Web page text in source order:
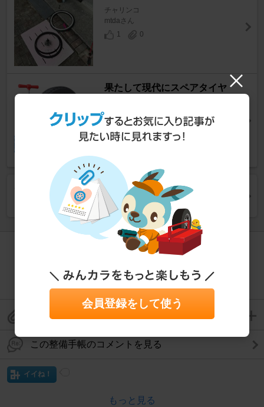
チャリンコ
mtdaさん
1
0
果たして現代にスペアタイヤ
カーライフ
チャリンコ のタイヤ・ホイール関連の整備手帳を見
この整備が難しいと思ったら、プロに相談！
パーツ取り付け相談
この整備手帳をクリップして保存
この整備手帳のコメントを見る
イイね！
もっと見る
会員登録をして使う